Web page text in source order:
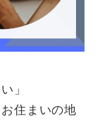
」
住まいの地